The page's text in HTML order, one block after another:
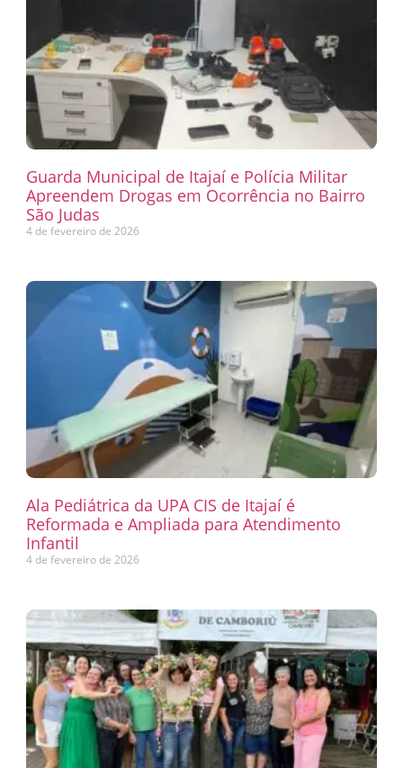
Guarda Municipal de Itajaí e Polícia Militar
Apreendem Drogas em Ocorrência no Bairro
São Judas
4 de fevereiro de 2026
Ala Pediátrica da UPA CIS de Itajaí é
Reformada e Ampliada para Atendimento
Infantil
4 de fevereiro de 2026